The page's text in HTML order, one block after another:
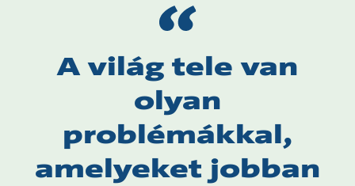
A világ tele van
olyan
problémákkal,
amelyeket jobban